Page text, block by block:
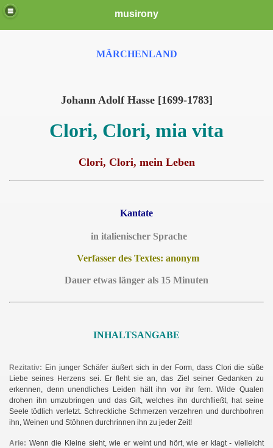
musirony
MÄRCHENLAND
Johann Adolf Hasse [1699-1783]
Clori, Clori, mia vita
Clori, Clori, mein Leben
Kantate
in italienischer Sprache
Verfasser des Textes: anonym
Dauer etwas länger als 15 Minuten
INHALTSANGABE
Rezitativ: Ein junger Schäfer äußert sich in der Form, dass Clori die süße
Liebe seines Herzens sei. Er fleht sie an, das Ziel seiner Gedanken zu
erkennen, denn unendliches Leiden hält ihn vor ihr fern. Wilde Qualen
drohen ihn umzubringen und das Gift, welches ihn durchfließt, hat seine
Seele tödlich verletzt. Schreckliche Schmerzen verzehren und durchbohren
ihn, Weinen und Stöhnen durchrinnen ihn zu jeder Zeit!
Arie: Wenn die Kleine sieht, wie er weint und hört, wie er klagt - vielleicht